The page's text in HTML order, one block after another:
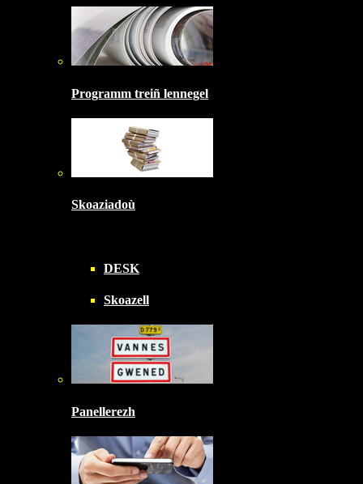
Programm treiñ lennegel
Skoaziadoù
DESK
Skoazell
Panellerezh